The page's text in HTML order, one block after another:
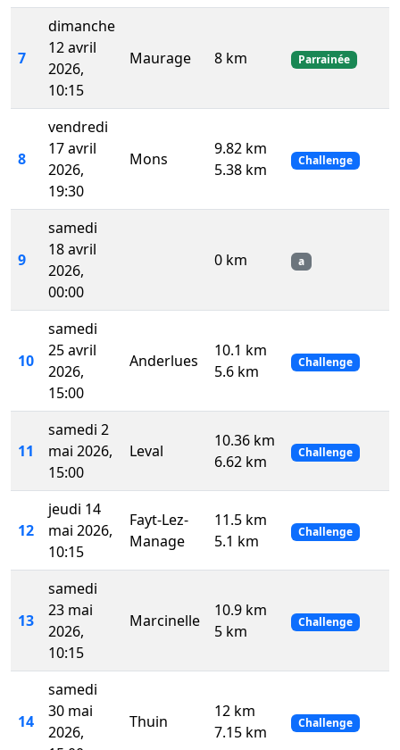
7
dimanche
12 avril
2026,
10:15
Maurage 8 km Parrainée
8
vendredi
17 avril
2026,
19:30
Mons
9.82 km
5.38 km
Challenge
9
samedi
18 avril
2026,
00:00
0 km a
10
samedi
25 avril
2026,
15:00
Anderlues
10.1 km
5.6 km
Challenge
11
samedi 2
mai 2026,
15:00
Leval
10.36 km
6.62 km
Challenge
12
jeudi 14
mai 2026,
10:15
Fayt-Lez-
Manage
11.5 km
5.1 km
Challenge
13
samedi
23 mai
2026,
10:15
Marcinelle
10.9 km
5 km
Challenge
14
samedi
30 mai
2026,
Thuin
12 km
7.15 km
Challenge